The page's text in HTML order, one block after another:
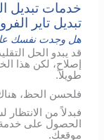
خدمات تبديل
تبديل تاير
هل وجدت نفسك
قد يبدو الحل
إصلاح، لكن هذا
طويلاً.
فلحسن الحظ،
فبدلاً من
الحصول على
موقعك.